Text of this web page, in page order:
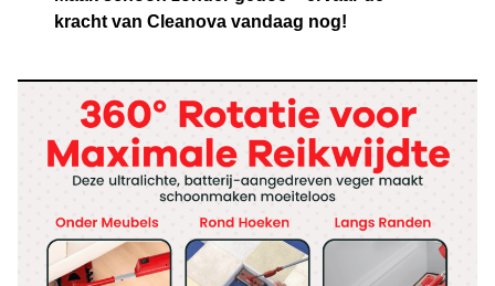
kracht van Cleanova vandaag nog!